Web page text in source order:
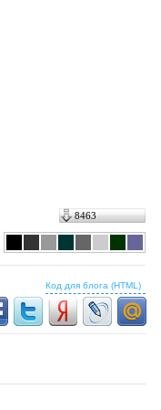
8463
Код для блога (HTML)